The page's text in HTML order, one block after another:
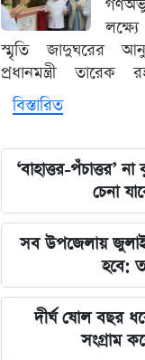
স্মৃতি জাদুঘরের
প্রধানমন্ত্রী
বিস্তারিত
‘বাহাত্তর-
চেনা
সব উপজেলায় জুলাই
হবে:
দীর্ঘ ষোল বছর
সংগ্রাম